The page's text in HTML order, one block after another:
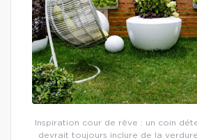
Inspiration cour de rêve : un coin
devrait toujours inclure de la